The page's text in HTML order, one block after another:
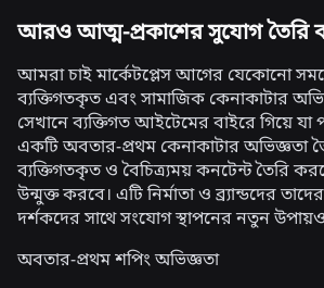
আরও আত্ম-প্রকাশের সুযোগ তৈরি
আমরা চাই মার্কেটপ্লেস আগের যেকোনো
ব্যক্তিগতকৃত এবং সামাজিক কেনাকাটার
সেখানে ব্যক্তিগত আইটেমের বাইরে গিয়ে
একটি অবতার-প্রথম কেনাকাটার
ব্যক্তিগতকৃত ও বৈচিত্র্যময় কনটেন্ট তৈরি
উন্মুক্ত করবে। এটি নির্মাতা ও ব্র্যান্ডদের
দর্শকদের সাথে সংযোগ স্থাপনের নতুন
অবতার-প্রথম শপিং অভিজ্ঞতা